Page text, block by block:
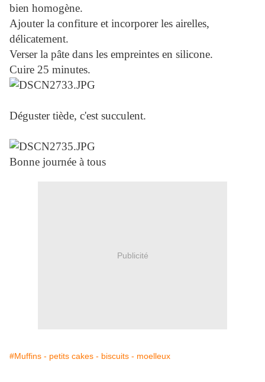
bien homogène.
Ajouter la confiture et incorporer les airelles,
délicatement.
Verser la pâte dans les empreintes en silicone.
Cuire 25 minutes.
Déguster tiède, c'est succulent.
Bonne journée à tous
Publicité
#Muffins - petits cakes - biscuits - moelleux